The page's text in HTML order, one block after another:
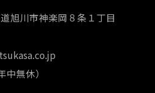
旭川市神楽岡８条１丁目
無休）